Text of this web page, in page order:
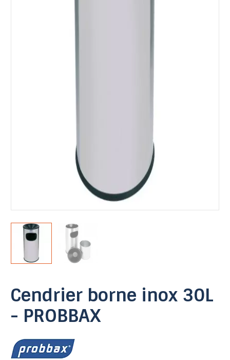
Cendrier borne inox 30L
- PROBBAX